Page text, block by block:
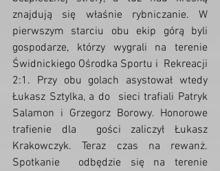
znajdują się właśnie rybniczanie. W
pierwszym starciu obu ekip górą byli
gospodarze, którzy wygrali na terenie
Świdnickiego Ośrodka Sportu i  Rekreacji
2:1. Przy obu golach asystował wtedy
Łukasz Sztylka, a do  sieci trafiali Patryk
Salamon i Grzegorz Borowy. Honorowe
trafienie dla  gości zaliczył Łukasz
Krakowczyk. Teraz czas na rewanż.
Spotkanie  odbędzie się na terenie